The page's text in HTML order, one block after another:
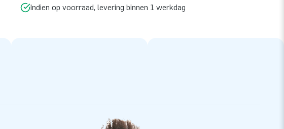
Indien op voorraad, levering binnen 1 werkdag